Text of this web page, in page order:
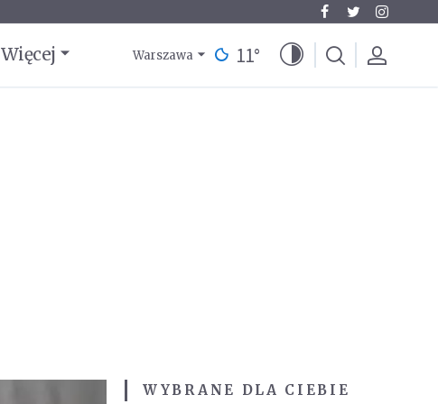
Więcej Warszawa 11°
WYBRANE DLA CIEBIE